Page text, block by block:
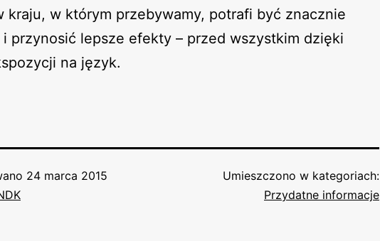
kraju, w którym przebywamy, potrafi być znacznie
i przynosić lepsze efekty – przed wszystkim dzięki
na język.
24 marca 2015
Umieszczono w kategoriach:
Przydatne informacje